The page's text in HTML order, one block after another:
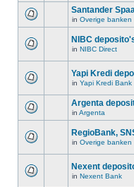
Santander
in Overige banken
NIBC
in NIBC Direct
Yapi Kredi
in Yapi Kredi Bank
Argenta
in Argenta
RegioBank,
in Overige banken
Nexent
in Nexent Bank